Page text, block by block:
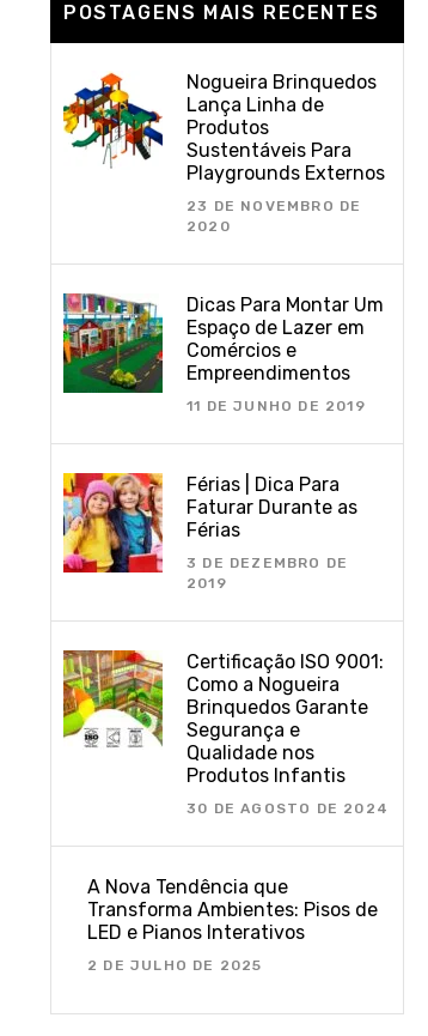
POSTAGENS MAIS RECENTES
Nogueira Brinquedos
Lança Linha de
Produtos
Sustentáveis Para
Playgrounds Externos
23 DE NOVEMBRO DE
2020
Dicas Para Montar Um
Espaço de Lazer em
Comércios e
Empreendimentos
11 DE JUNHO DE 2019
Férias | Dica Para
Faturar Durante as
Férias
3 DE DEZEMBRO DE
2019
Certificação ISO 9001:
Como a Nogueira
Brinquedos Garante
Segurança e
Qualidade nos
Produtos Infantis
30 DE AGOSTO DE 2024
A Nova Tendência que
Transforma Ambientes: Pisos de
LED e Pianos Interativos
2 DE JULHO DE 2025